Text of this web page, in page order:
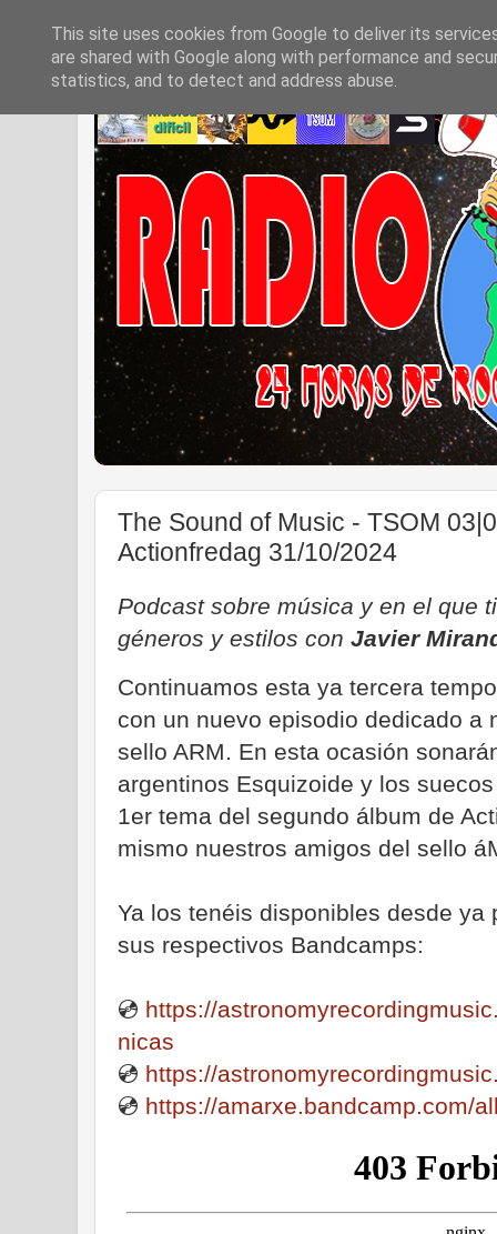
The Sound of Music - TSOM
Actionfredag 31/10/2024
Podcast sobre música y en el que
géneros y estilos con Javier
Continuamos esta ya tercera
con un nuevo episodio dedicado a
sello ARM. En esta ocasión
argentinos Esquizoide y los
1er tema del segundo álbum de
mismo nuestros amigos del sello
Ya los tenéis disponibles desde ya
sus respectivos Bandcamps:
💿 https://
nicas
💿 https://
💿 https://amarxe.bandcamp.com/
This site uses cookies from Google to deliver its
are shared with Google along with performance and
statistics, and to detect and address abuse.